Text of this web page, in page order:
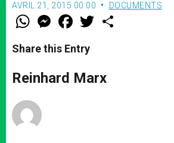
AVRIL 21, 2015 00:00 DOCUMENTS
W
t
s
p
p
M
e
s
e
g
e
F
a
e
b
o
k
w
r
Share this Entry
Reinhard Marx